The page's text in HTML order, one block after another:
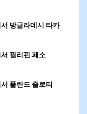
방글라데시 타카
필리핀 페소
폴란드 즐로티